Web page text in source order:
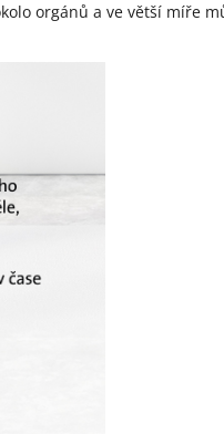
orgánů a ve větší míře